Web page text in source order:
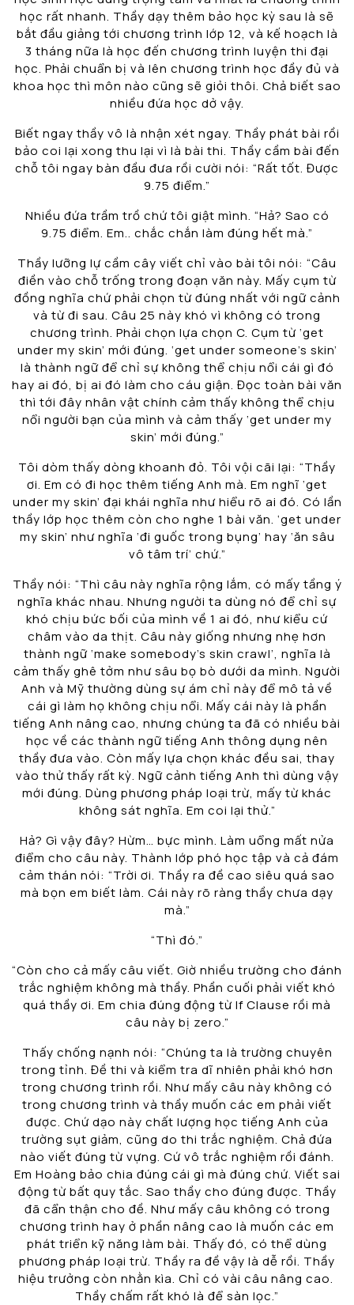
học rất nhanh. Thầy dạy thêm bảo học kỳ sau là sẽ
bắt đầu giảng tới chương trình lớp 12, và kế hoạch là
3 tháng nữa là học đến chương trình luyện thi đại
học. Phải chuẩn bị và lên chương trình học đầy đủ và
khoa học thì môn nào cũng sẽ giỏi thôi. Chả biết sao
nhiều đứa học dở vậy.
Biết ngay thầy vô là nhận xét ngay. Thầy phát bài rồi
bảo coi lại xong thu lại vì là bài thi. Thầy cầm bài đến
chỗ tôi ngay bàn đầu đưa rồi cười nói: “Rất tốt. Được
9.75 điểm.”
Nhiều đứa trầm trồ chứ tôi giật mình. “Hả? Sao có
9.75 điểm. Em.. chắc chắn làm đúng hết mà.”
Thầy lưỡng lự cầm cây viết chỉ vào bài tôi nói: “Câu
điền vào chỗ trống trong đoạn văn này. Mấy cụm từ
đồng nghĩa chứ phải chọn từ đúng nhất với ngữ cảnh
và từ đi sau. Câu 25 này khó vì không có trong
chương trình. Phải chọn lựa chọn C. Cụm từ ‘get
under my skin’ mới đúng. ‘get under someone’s skin’
là thành ngữ để chỉ sự không thể chịu nổi cái gì đó
hay ai đó, bị ai đó làm cho cáu giận. Đọc toàn bài văn
thì tới đây nhân vật chính cảm thấy không thể chịu
nổi người bạn của mình và cảm thấy ‘get under my
skin’ mới đúng.”
Tôi dòm thấy dòng khoanh đỏ. Tôi vội cãi lại: “Thầy
ơi. Em có đi học thêm tiếng Anh mà. Em nghĩ ‘get
under my skin’ đại khái nghĩa như hiểu rõ ai đó. Có lần
thầy lớp học thêm còn cho nghe 1 bài văn. ‘get under
my skin’ như nghĩa ‘đi guốc trong bụng’ hay ‘ăn sâu
vô tâm trí’ chứ.”
Thầy nói: “Thì câu này nghĩa rộng lắm, có mấy tầng ý
nghĩa khác nhau. Nhưng người ta dùng nó để chỉ sự
khó chịu bức bối của mình về 1 ai đó, như kiểu cứ
châm vào da thịt. Câu này giống nhưng nhẹ hơn
thành ngữ ‘make somebody’s skin crawl’, nghĩa là
cảm thấy ghê tởm như sâu bọ bò dưới da mình. Người
Anh và Mỹ thường dùng sự ám chỉ này để mô tả về
cái gì làm họ không chịu nổi. Mấy cái này là phần
tiếng Anh nâng cao, nhưng chúng ta đã có nhiều bài
học về các thành ngữ tiếng Anh thông dụng nên
thầy đưa vào. Còn mấy lựa chọn khác đều sai, thay
vào thử thấy rất kỳ. Ngữ cảnh tiếng Anh thì dùng vậy
mới đúng. Dùng phương pháp loại trừ, mấy từ khác
không sát nghĩa. Em coi lại thử.”
Hả? Gì vậy đây? Hừm… bực mình. Làm uổng mất nửa
điểm cho câu này. Thành lớp phó học tập và cả đám
cảm thán nói: “Trời ơi. Thầy ra đề cao siêu quá sao
mà bọn em biết làm. Cái này rõ ràng thầy chưa dạy
mà.”
“Thì đó.”
“Còn cho cả mấy câu viết. Giờ nhiều trường cho đánh
trắc nghiệm không mà thầy. Phần cuối phải viết khó
quá thầy ơi. Em chia đúng động từ If Clause rồi mà
câu này bị zero.”
Thấy chống nạnh nói: “Chúng ta là trường chuyên
trong tỉnh. Đề thi và kiểm tra dĩ nhiên phải khó hơn
trong chương trình rồi. Như mấy câu này không có
trong chương trình và thầy muốn các em phải viết
được. Chứ dạo này chất lượng học tiếng Anh của
trường sụt giảm, cũng do thi trắc nghiệm. Chả đứa
nào viết đúng từ vựng. Cứ vô trắc nghiệm rồi đánh.
Em Hoàng bảo chia đúng cái gì mà đúng chứ. Viết sai
động từ bất quy tắc. Sao thầy cho đúng được. Thầy
đã cẩn thận cho đề. Như mấy câu không có trong
chương trình hay ở phần nâng cao là muốn các em
phát triển kỹ năng làm bài. Thấy đó, có thể dùng
phương pháp loại trừ. Thầy ra đề vậy là dễ rồi. Thầy
hiệu trưởng còn nhằn kìa. Chỉ có vài câu nâng cao.
Thầy chấm rất khó là để sàn lọc.”